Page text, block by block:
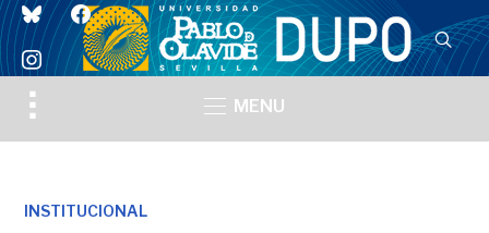
blueskyfacebook
instagram
Toggle
sidebar
MENU
INSTITUCIONAL